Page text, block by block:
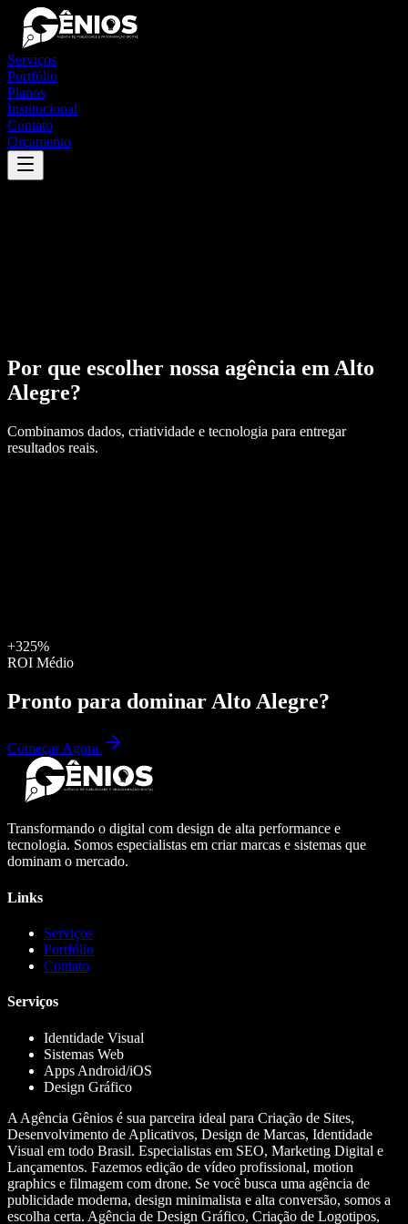
Serviços
Portfólio
Planos
Institucional
Contato
Orçamento
Por que escolher nossa agência em Alto
Alegre?
Combinamos dados, criatividade e tecnologia para entregar
resultados reais.
+325%
ROI Médio
Pronto para dominar Alto Alegre?
Começar Agora
Transformando o digital com design de alta performance e
tecnologia. Somos especialistas em criar marcas e sistemas que
dominam o mercado.
Links
Serviços
Portfólio
Contato
Serviços
Identidade Visual
Sistemas Web
Apps Android/iOS
Design Gráfico
A Agência Gênios é sua parceira ideal para Criação de Sites,
Desenvolvimento de Aplicativos, Design de Marcas, Identidade
Visual em todo Brasil. Especialistas em SEO, Marketing Digital e
Lançamentos. Fazemos edição de vídeo profissional, motion
graphics e filmagem com drone. Se você busca uma agência de
publicidade moderna, design minimalista e alta conversão, somos a
escolha certa. Agência de Design Gráfico, Criação de Logotipos,